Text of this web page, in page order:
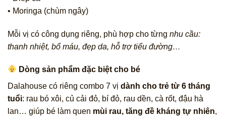
• Moringa (chùm ngây)
Mỗi vị có công dụng riêng, phù hợp cho từng nhu cầu:
thanh nhiệt, bổ máu, đẹp da, hỗ trợ tiểu đường…
Dòng sản phẩm đặc biệt cho bé
Dalahouse có riêng combo 7 vị dành cho trẻ từ 6 tháng
tuổi: rau bó xôi, củ cải đỏ, bí đỏ, rau dền, cà rốt, đậu hà
lan… giúp bé làm quen mùi rau, tăng đề kháng tự nhiên,